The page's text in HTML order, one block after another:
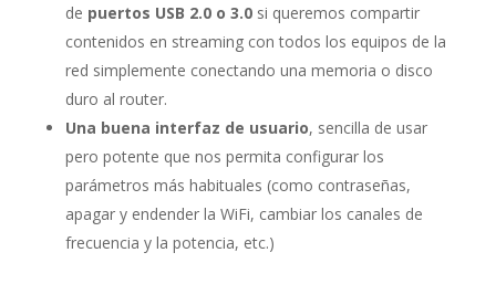
de puertos USB 2.0 o 3.0si queremos compartir
contenidos en streaming con todos los equipos de la
red simplemente conectando una memoria o disco
duro al router.
Una buena interfaz de usuario, sencilla de usar
pero potente que nos permita configurar los
parámetros más habituales (como contraseñas,
apagar y endender la WiFi, cambiar los canales de
frecuencia y la potencia, etc.)